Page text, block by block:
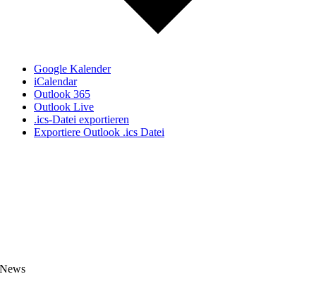
Google Kalender
iCalendar
Outlook 365
Outlook Live
.ics-Datei exportieren
Exportiere Outlook .ics Datei
News